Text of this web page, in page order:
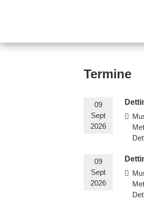
Termine
09
Sept
2026
09
Sept
2026